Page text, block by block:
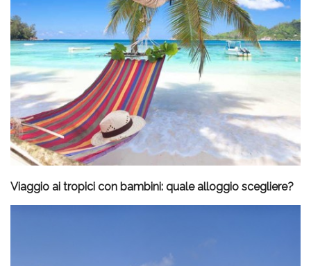
Viaggio ai tropici con bambini: quale alloggio scegliere?